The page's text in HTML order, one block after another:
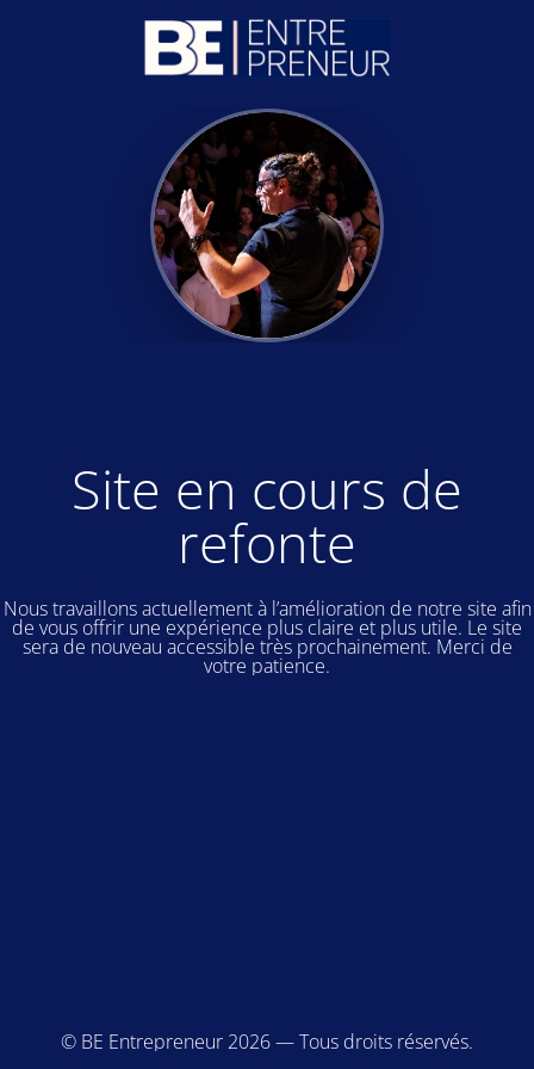
Site en cours de
refonte
Nous travaillons actuellement à l’amélioration de notre site afin
de vous offrir une expérience plus claire et plus utile. Le site
sera de nouveau accessible très prochainement. Merci de
votre patience.
© BE Entrepreneur 2026 — Tous droits réservés.